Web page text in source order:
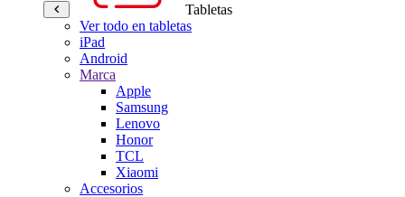
Tabletas
Ver todo en tabletas
iPad
Android
Marca
Apple
Samsung
Lenovo
Honor
TCL
Xiaomi
Accesorios